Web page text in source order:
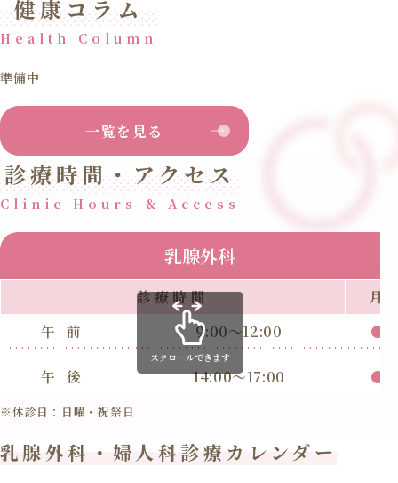
健康コラム
Health Column
準備中
一覧を見る
診療時間・アクセス
Clinic Hours & Access
乳腺外科
診療時間
月
午前
9:00～12:00 ●
午後 14:00～17:00 ●
スクロールできます
※休診日：日曜・祝祭日
乳腺外科・婦人科診療カレンダー